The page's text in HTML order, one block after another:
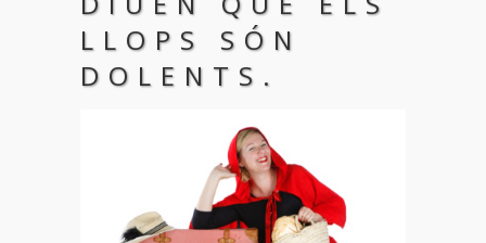
LLOPS SÓN
DOLENTS.